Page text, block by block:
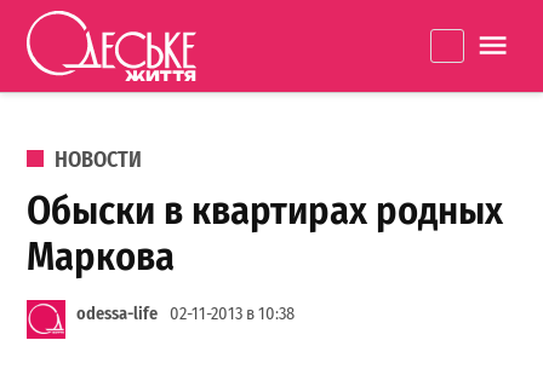
Перейти к содержанию
життя
ОПУБЛИКОВАНО В
НОВОСТИ
Обыски в квартирах родных
Маркова
odessa-life 02-11-2013 в 10:38